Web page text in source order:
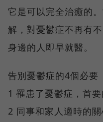
它是可以完全治癒的
解，對憂鬱症不再有
身邊的人即早就醫。
告別憂鬱症的4個必要
1 罹患了憂鬱症，首
2 同事和家人適時的關